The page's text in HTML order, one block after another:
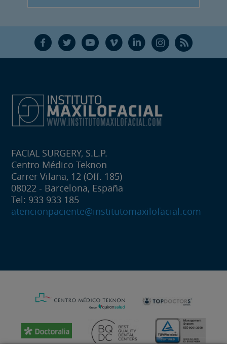
F T Y V L Ñ R
FACIAL SURGERY, S.L.P.
Centro Médico Teknon
Carrer Vilana, 12 (Off. 185)
08022 - Barcelona, España
Tel: 933 933 185
atencionpaciente@institutomaxilofacial.com